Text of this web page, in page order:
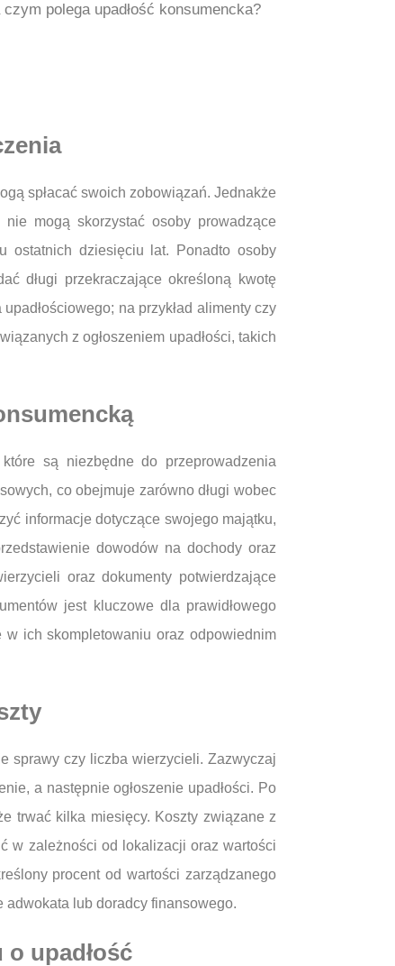
czym polega upadłość konsumencka?
spłacać swoich zobowiązań. Jednakże
mogą skorzystać osoby prowadzące
ostatnich dziesięciu lat. Ponadto osoby
długi przekraczające określoną kwotę
na przykład alimenty czy
z ogłoszeniem upadłości, takich
są niezbędne do przeprowadzenia
co obejmuje zarówno długi wobec
informacje dotyczące swojego majątku,
dowodów na dochody oraz
oraz dokumenty potwierdzające
jest kluczowe dla prawidłowego
ich skompletowaniu oraz odpowiednim
sprawy czy liczba wierzycieli. Zazwyczaj
a następnie ogłoszenie upadłości. Po
trwać kilka miesięcy. Koszty związane z
w zależności od lokalizacji oraz wartości
procent od wartości zarządzanego
adwokata lub doradcy finansowego.
o upadłość